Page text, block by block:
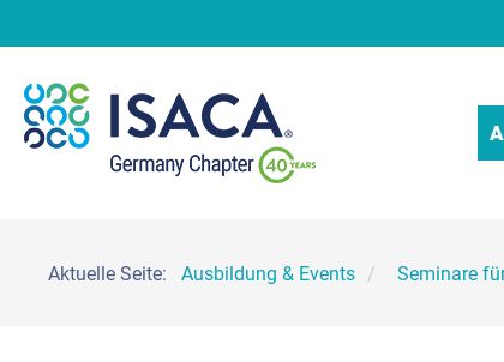
Aktuelle Seite: Ausbildung & Events Seminare